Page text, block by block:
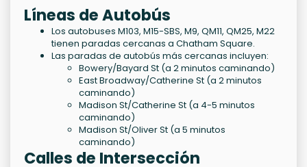
Líneas de Autobús
Los autobuses M103, M15-SBS, M9, QM11, QM25, M22
tienen paradas cercanas a Chatham Square.
Las paradas de autobús más cercanas incluyen:
Bowery/Bayard St (a 2 minutos caminando)
East Broadway/Catherine St (a 2 minutos
caminando)
Madison St/Catherine St (a 4-5 minutos
caminando)
Madison St/Oliver St (a 5 minutos
caminando)
Calles de Intersección